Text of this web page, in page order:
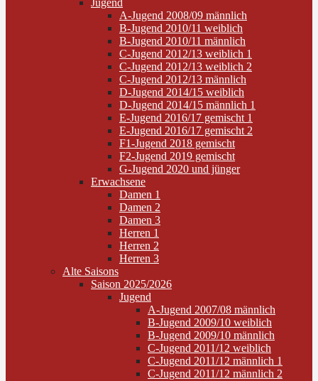
Jugend
A-Jugend 2008/09 männlich
B-Jugend 2010/11 weiblich
B-Jugend 2010/11 männlich
C-Jugend 2012/13 weiblich 1
C-Jugend 2012/13 weiblich 2
C-Jugend 2012/13 männlich
D-Jugend 2014/15 weiblich
D-Jugend 2014/15 männlich 1
E-Jugend 2016/17 gemischt 1
E-Jugend 2016/17 gemischt 2
F1-Jugend 2018 gemischt
F2-Jugend 2019 gemischt
G-Jugend 2020 und jünger
Erwachsene
Damen 1
Damen 2
Damen 3
Herren 1
Herren 2
Herren 3
Alte Saisons
Saison 2025/2026
Jugend
A-Jugend 2007/08 männlich
B-Jugend 2009/10 weiblich
B-Jugend 2009/10 männlich
C-Jugend 2011/12 weiblich
C-Jugend 2011/12 männlich 1
C-Jugend 2011/12 männlich 2